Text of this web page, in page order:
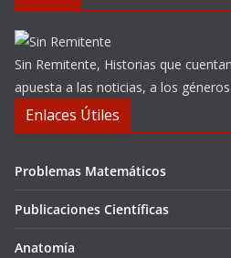
Sin Remitente, Historias que
apuesta a las noticias, a los
Enlaces Útiles
Problemas Matemáticos
Publicaciones Científicas
Anatomía